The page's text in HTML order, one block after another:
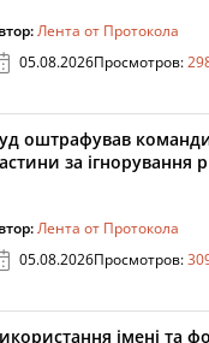
Лента от Протокола
05.08.2026Просмотров:
оштрафував
за ігнорування
Лента от Протокола
05.08.2026Просмотров:
імені та